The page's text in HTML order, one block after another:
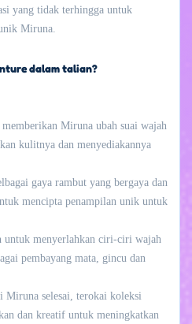
yang tidak terhingga untuk
Miruna.
dalam talian?
Miruna ubah suai wajah
kulitnya dan menyediakannya
gaya rambut yang bergaya dan
mencipta penampilan unik untuk
untuk menyerlahkan ciri-ciri wajah
pembayang mata, gincu dan
Miruna selesai, terokai koleksi
dan kreatif untuk meningkatkan